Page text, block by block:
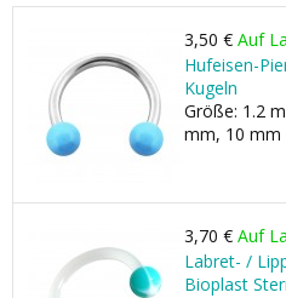
3,50 € Auf
Hufeisen-
Kugeln
Größe: 1.2
mm, 10 mm
3,70 € Auf
Labret- /
Bioplast